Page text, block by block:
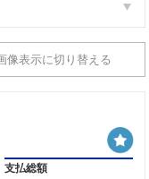
像表示に切り替える
支払総額